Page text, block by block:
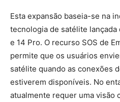
Esta expansão baseia-se na
tecnologia de satélite
e 14 Pro. O recurso SOS de
permite que os usuários
satélite quando as conexões
estiverem disponíveis. No
atualmente requer uma visão